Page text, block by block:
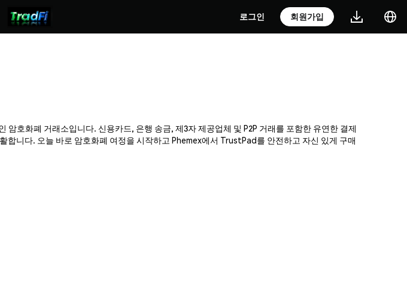
로그인 회원가입
호화폐 거래소입니다. 신용카드, 은행 송금, 제3자 제공업체 및 P2P 거래를 포함한 유연한 결제
니다. 오늘 바로 암호화폐 여정을 시작하고 Phemex에서 TrustPad를 안전하고 자신 있게 구매